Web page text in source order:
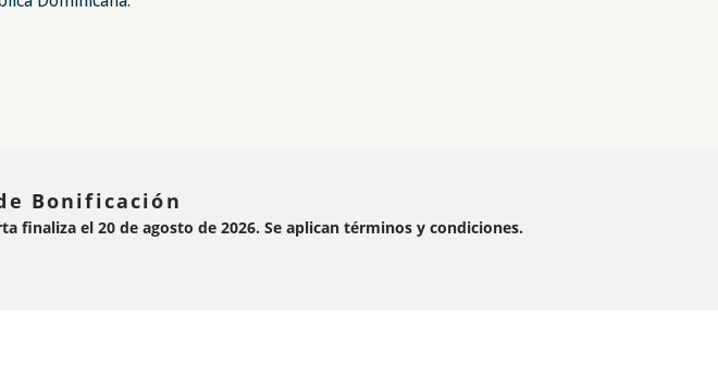
Bonificación
finaliza el 20 de agosto de 2026. Se aplican términos y condiciones.